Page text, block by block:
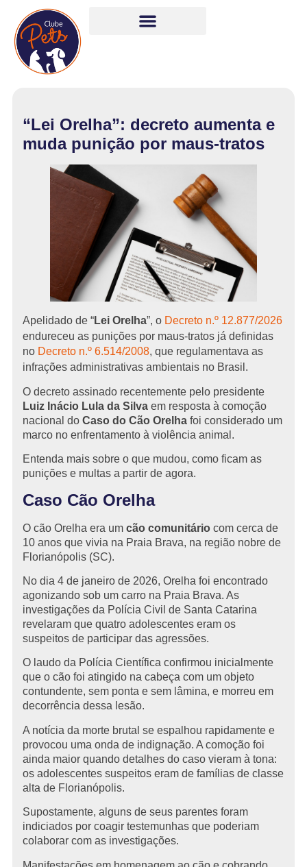
“Lei Orelha”: decreto aumenta e
muda punição por maus-tratos
Apelidado de “Lei Orelha”, o Decreto n.º 12.877/2026
endureceu as punições por maus-tratos já definidas
no Decreto n.º 6.514/2008, que regulamentava as
infrações administrativas ambientais no Brasil.
O decreto assinado recentemente pelo presidente
Luiz Inácio Lula da Silvaem resposta à comoção
nacional do Caso do Cão Orelhafoi considerado um
marco no enfrentamento à violência animal.
Entenda mais sobre o que mudou, como ficam as
punições e multas a partir de agora.
Caso Cão Orelha
O cão Orelha era um cão comunitáriocom cerca de
10 anos que vivia na Praia Brava, na região nobre de
Florianópolis (SC).
No dia 4 de janeiro de 2026, Orelha foi encontrado
agonizando sob um carro na Praia Brava. As
investigações da Polícia Civil de Santa Catarina
revelaram que quatro adolescentes eram os
suspeitos de participar das agressões.
O laudo da Polícia Científica confirmou inicialmente
que o cão foi atingido na cabeça com um objeto
contundente, sem ponta e sem lâmina, e morreu em
decorrência dessa lesão.
A notícia da morte brutal se espalhou rapidamente e
provocou uma onda de indignação. A comoção foi
ainda maior quando detalhes do caso vieram à tona:
os adolescentes suspeitos eram de famílias de classe
alta de Florianópolis.
Supostamente, alguns de seus parentes foram
indiciados por coagir testemunhas que poderiam
colaborar com as investigações.